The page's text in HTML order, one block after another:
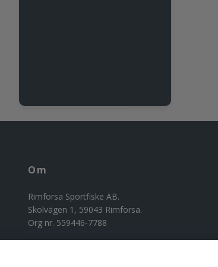
Om
Rimforsa Sportfiske AB.
Skolvägen 1, 59043 Rimforsa.
Org nr. 559446-7788